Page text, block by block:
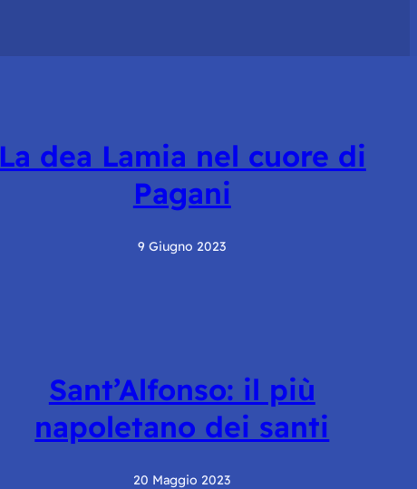
La dea Lamia nel cuore di
Pagani
9 Giugno 2023
Sant’Alfonso: il più
napoletano dei santi
20 Maggio 2023